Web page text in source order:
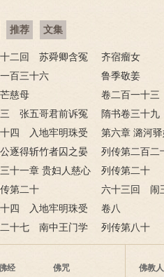
推荐 文集
二回 苏舜卿含冤
虚 刘墨林暴怒斥禽
齐宿瘤女
百三十六
鲁季敬姜
慈母
卷二百一十三
张五哥君前诉冤
十三爷府邸赏亲兵
隋书卷三十
第四
四 入地牢明珠受
抗权贵刘华报君
第六章 潞河
戏 瞒真情巧
逐得斩竹者囚之晏
第三
列传第二百二
下
十一章 贵妇人慈心
沦 帝乾隆雷雨理国
列传第二十
淮之王韶之荀
第二十
六十三回 闹
敢撒野 演阵
骸
四 入地牢明珠受
抗权贵刘华报君
卷八
十七 南中王门学
列传第八十
经 佛咒 佛教